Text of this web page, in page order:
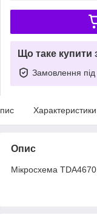
Що таке купити
Замовлення під
Характеристики
Опис
Мікросхема